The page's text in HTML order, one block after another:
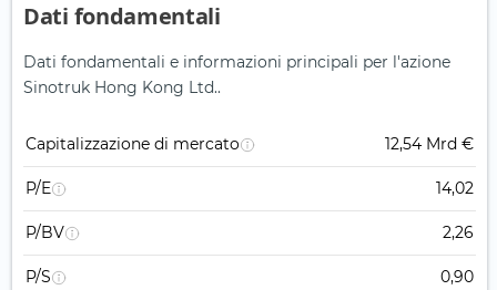
Dati fondamentali
Dati fondamentali e informazioni principali per l'azione
Sinotruk Hong Kong Ltd..
Capitalizzazione di mercato 12,54 Mrd €
P/E 14,02
P/BV 2,26
P/S 0,90